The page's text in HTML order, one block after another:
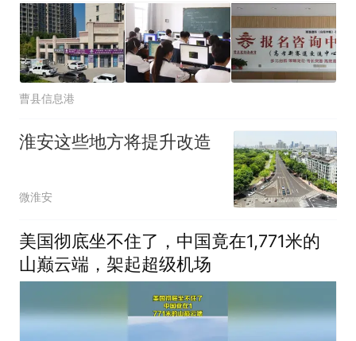
曹县信息港
淮安这些地方将提升改造
微淮安
美国彻底坐不住了，中国竟在1,771米的
山巅云端，架起超级机场